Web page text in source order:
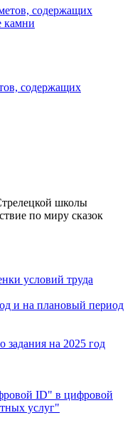
содержащих
школы
по миру сказок
условий труда
и на плановый период
на 2025 год
ID" в цифровой
услуг"